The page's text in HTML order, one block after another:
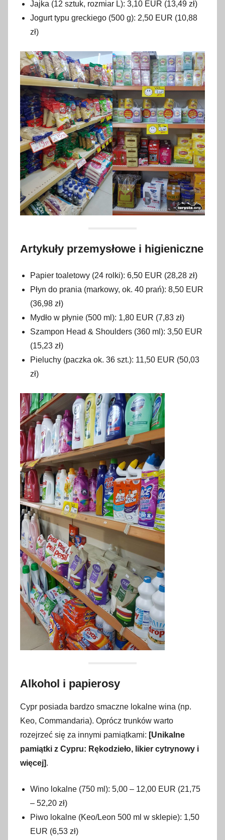
Jajka (12 sztuk, rozmiar L): 3,10 EUR (13,49 zł)
Jogurt typu greckiego (500 g): 2,50 EUR (10,88
zł)
Artykuły przemysłowe i higieniczne
Papier toaletowy (24 rolki): 6,50 EUR (28,28 zł)
Płyn do prania (markowy, ok. 40 prań): 8,50 EUR
(36,98 zł)
Mydło w płynie (500 ml): 1,80 EUR (7,83 zł)
Szampon Head & Shoulders (360 ml): 3,50 EUR
(15,23 zł)
Pieluchy (paczka ok. 36 szt.): 11,50 EUR (50,03
zł)
Alkohol i papierosy
Cypr posiada bardzo smaczne lokalne wina (np.
Keo, Commandaria). Oprócz trunków warto
rozejrzeć się za innymi pamiątkami: [Unikalne
pamiątki z Cypru: Rękodzieło, likier cytrynowy i
więcej].
Wino lokalne (750 ml): 5,00 – 12,00 EUR (21,75
– 52,20 zł)
Piwo lokalne (Keo/Leon 500 ml w sklepie): 1,50
EUR (6,53 zł)